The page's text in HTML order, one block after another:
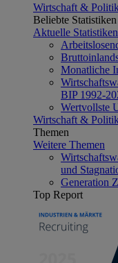
Wirtschaft &
Beliebte Statistiken
Aktuelle Statistiken
Monatliche
BIP 1992-
Wertvollste
Wirtschaft &
Themen
Weitere Themen
und
Generation
Top Report